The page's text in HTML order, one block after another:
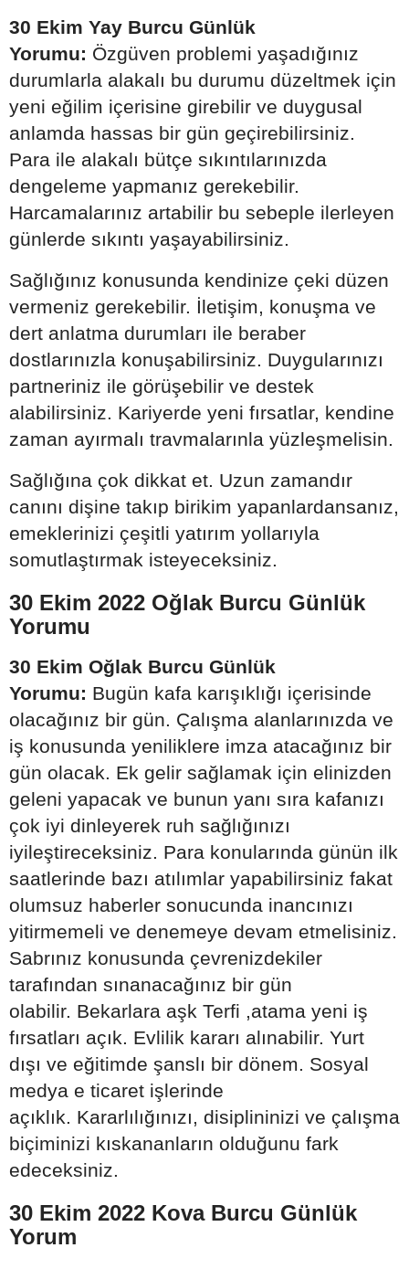
30 Ekim Yay Burcu Günlük
Yorumu: Özgüven problemi yaşadığınız
durumlarla alakalı bu durumu düzeltmek için
yeni eğilim içerisine girebilir ve duygusal
anlamda hassas bir gün geçirebilirsiniz.
Para ile alakalı bütçe sıkıntılarınızda
dengeleme yapmanız gerekebilir.
Harcamalarınız artabilir bu sebeple ilerleyen
günlerde sıkıntı yaşayabilirsiniz.
Sağlığınız konusunda kendinize çeki düzen
vermeniz gerekebilir. İletişim, konuşma ve
dert anlatma durumları ile beraber
dostlarınızla konuşabilirsiniz. Duygularınızı
partneriniz ile görüşebilir ve destek
alabilirsiniz. Kariyerde yeni fırsatlar, kendine
zaman ayırmalı travmalarınla yüzleşmelisin.
Sağlığına çok dikkat et. Uzun zamandır
canını dişine takıp birikim yapanlardansanız,
emeklerinizi çeşitli yatırım yollarıyla
somutlaştırmak isteyeceksiniz.
30 Ekim 2022 Oğlak Burcu Günlük
Yorumu
30 Ekim Oğlak Burcu Günlük
Yorumu: Bugün kafa karışıklığı içerisinde
olacağınız bir gün. Çalışma alanlarınızda ve
iş konusunda yeniliklere imza atacağınız bir
gün olacak. Ek gelir sağlamak için elinizden
geleni yapacak ve bunun yanı sıra kafanızı
çok iyi dinleyerek ruh sağlığınızı
iyileştireceksiniz. Para konularında günün ilk
saatlerinde bazı atılımlar yapabilirsiniz fakat
olumsuz haberler sonucunda inancınızı
yitirmemeli ve denemeye devam etmelisiniz.
Sabrınız konusunda çevrenizdekiler
tarafından sınanacağınız bir gün
olabilir. Bekarlara aşk Terfi ,atama yeni iş
fırsatları açık. Evlilik kararı alınabilir. Yurt
dışı ve eğitimde şanslı bir dönem. Sosyal
medya e ticaret işlerinde
açıklık. Kararlılığınızı, disiplininizi ve çalışma
biçiminizi kıskananların olduğunu fark
edeceksiniz.
30 Ekim 2022 Kova Burcu Günlük
Yorum